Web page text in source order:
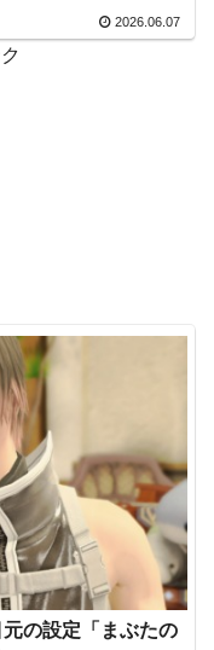
2026.06.07
元の設定「まぶたの